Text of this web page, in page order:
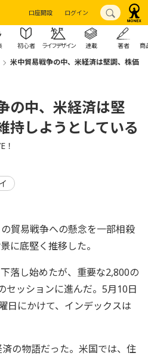
口座開設 ログイン
初心者 ライフデザイン 連載 著者 商
米中貿易戦争の中、米経済は堅調、株価
の中、米経済は堅
持しようとしている
！
貿易戦争への懸念を一部相殺
に底堅く推移した。
落し始めたが、重要な2,800の
セッションに進んだ。5月10日
日にかけて、インデックスは
の物語だった。米国では、住